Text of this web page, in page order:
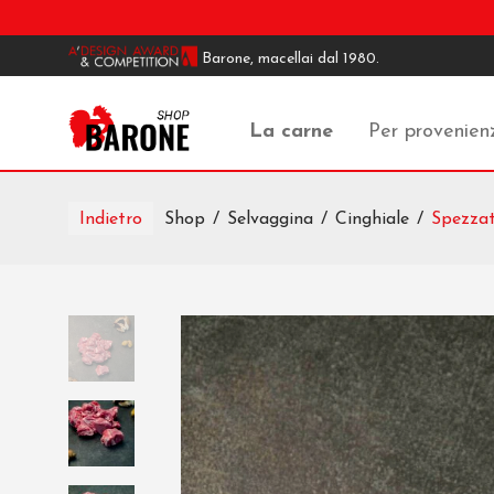
Barone, macellai dal 1980.
La carne Per
Indietro Shop / Selvaggina / Cinghiale /